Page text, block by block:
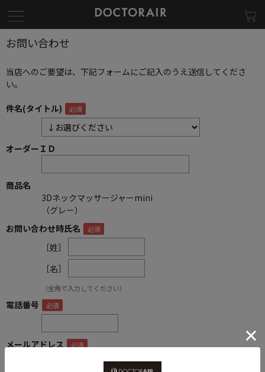
お問い合わせ
当店へのご要望は、下記フォームにご記入のうえ送信してくださ
い。
件名(タイトル)
オーダーＩＤ
商品名
3Dネックマッサージャーmini
（グレー）
お問い合わせ時氏名
［姓］
［名］
（全角で入力してください）
電話番号
メールアドレス